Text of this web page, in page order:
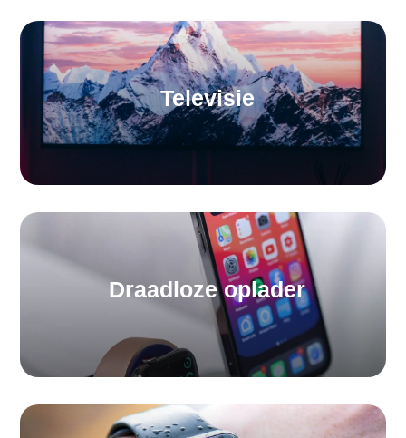
Televisie
Draadloze oplader